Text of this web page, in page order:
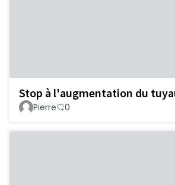
Stop à l'augmentation du
Pierre 0